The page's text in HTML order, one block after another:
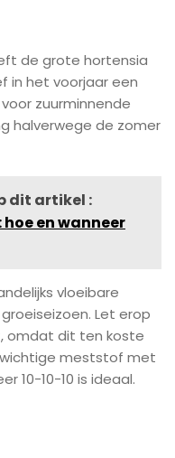
de grote hortensia
in het voorjaar een
zuurminnende
halverwege de zomer
dit artikel :
en wanneer
vloeibare
Let erop
omdat dit ten koste
meststof met
10-10-10 is ideaal.